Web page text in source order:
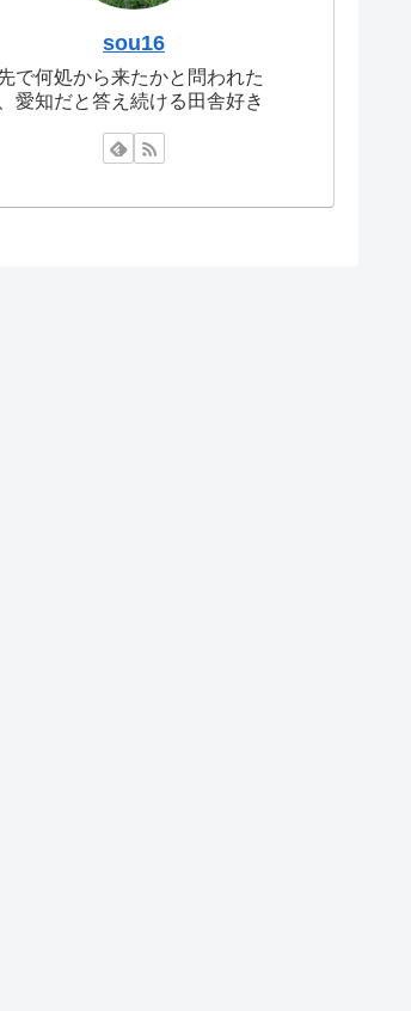
sou16
で何処から来たかと問われた
愛知だと答え続ける田舎好き